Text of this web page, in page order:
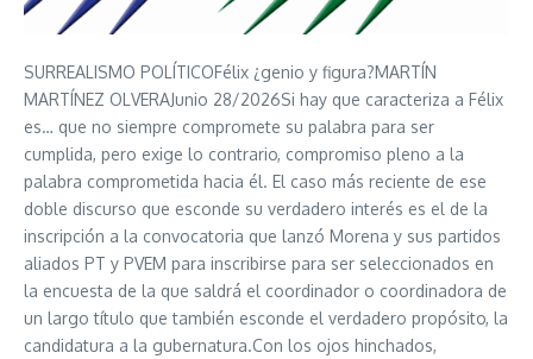
SURREALISMO POLÍTICOFélix ¿genio y figura?MARTÍN
MARTÍNEZ OLVERAJunio 28/2026Si hay que caracteriza a Félix
es… que no siempre compromete su palabra para ser
cumplida, pero exige lo contrario, compromiso pleno a la
palabra comprometida hacia él. El caso más reciente de ese
doble discurso que esconde su verdadero interés es el de la
inscripción a la convocatoria que lanzó Morena y sus partidos
aliados PT y PVEM para inscribirse para ser seleccionados en
la encuesta de la que saldrá el coordinador o coordinadora de
un largo título que también esconde el verdadero propósito, la
candidatura a la gubernatura.Con los ojos hinchados,